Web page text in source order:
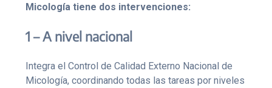
Micología tiene dos intervenciones:
1 – A nivel nacional
Integra el Control de Calidad Externo Nacional de
Micología, coordinando todas las tareas por niveles